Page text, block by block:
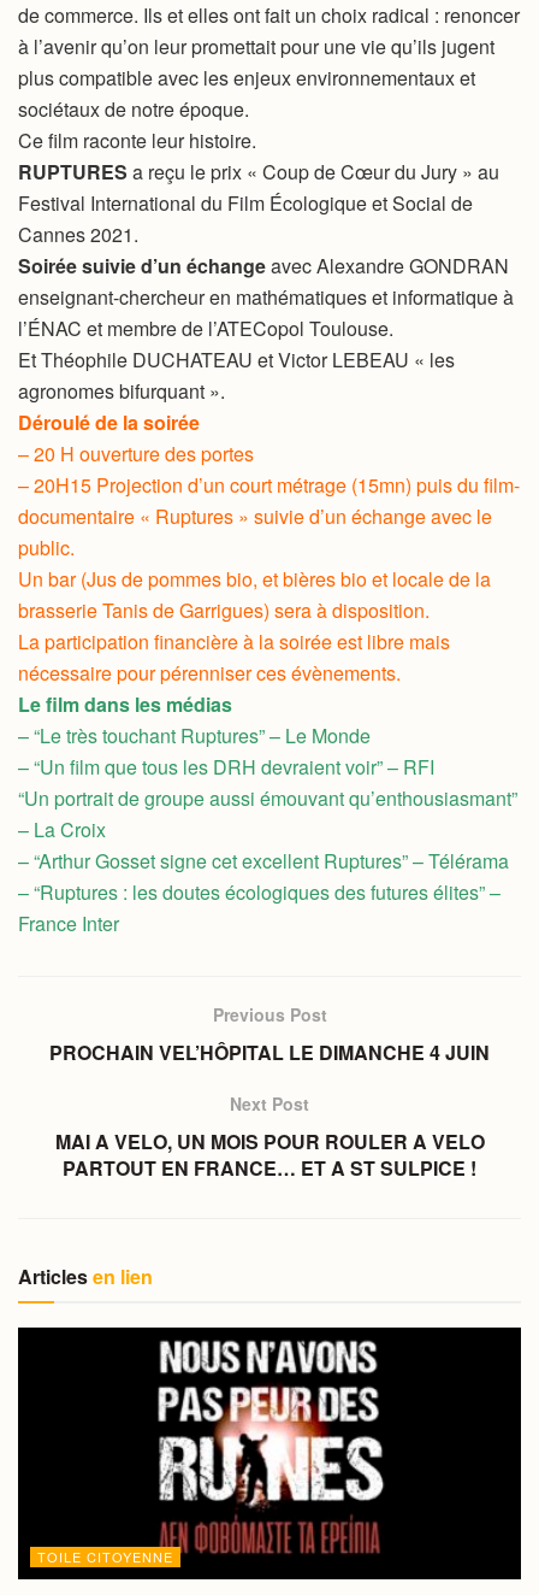
de commerce. Ils et elles ont fait un choix radical : renoncer
à l’avenir qu’on leur promettait pour une vie qu’ils jugent
plus compatible avec les enjeux environnementaux et
sociétaux de notre époque.
Ce film raconte leur histoire.
RUPTURES a reçu le prix « Coup de Cœur du Jury » au
Festival International du Film Écologique et Social de
Cannes 2021.
Soirée suivie d’un échangeavec Alexandre GONDRAN
enseignant-chercheur en mathématiques et informatique à
l’ÉNAC et membre de l’ATECopol Toulouse.
Et Théophile DUCHATEAU et Victor LEBEAU « les
agronomes bifurquant ».
Déroulé de la soirée
– 20 H ouverture des portes
– 20H15 Projection d’un court métrage (15mn) puis du film-
documentaire « Ruptures » suivie d’un échange avec le
public.
Un bar (Jus de pommes bio, et bières bio et locale de la
brasserie Tanis de Garrigues) sera à disposition.
La participation financière à la soirée est libre mais
nécessaire pour pérenniser ces évènements.
Le film dans les médias
– “Le très touchant Ruptures” – Le Monde
– “Un film que tous les DRH devraient voir” – RFI
“Un portrait de groupe aussi émouvant qu’enthousiasmant”
– La Croix
– “Arthur Gosset signe cet excellent Ruptures” – Télérama
– “Ruptures : les doutes écologiques des futures élites” –
France Inter
Previous Post
PROCHAIN VEL’HÔPITAL LE DIMANCHE 4 JUIN
Next Post
MAI A VELO, UN MOIS POUR ROULER A VELO
PARTOUT EN FRANCE… ET A ST SULPICE !
Articlesen lien
TOILE CITOYENNE